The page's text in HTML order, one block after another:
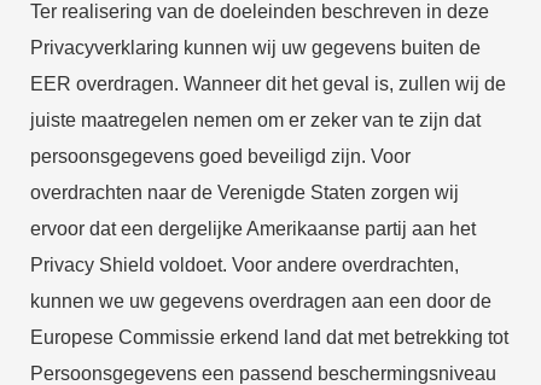
Ter realisering van de doeleinden beschreven in deze
Privacyverklaring kunnen wij uw gegevens buiten de
EER overdragen. Wanneer dit het geval is, zullen wij de
juiste maatregelen nemen om er zeker van te zijn dat
persoonsgegevens goed beveiligd zijn. Voor
overdrachten naar de Verenigde Staten zorgen wij
ervoor dat een dergelijke Amerikaanse partij aan het
Privacy Shield voldoet. Voor andere overdrachten,
kunnen we uw gegevens overdragen aan een door de
Europese Commissie erkend land dat met betrekking tot
Persoonsgegevens een passend beschermingsniveau